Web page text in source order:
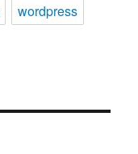
wordpress